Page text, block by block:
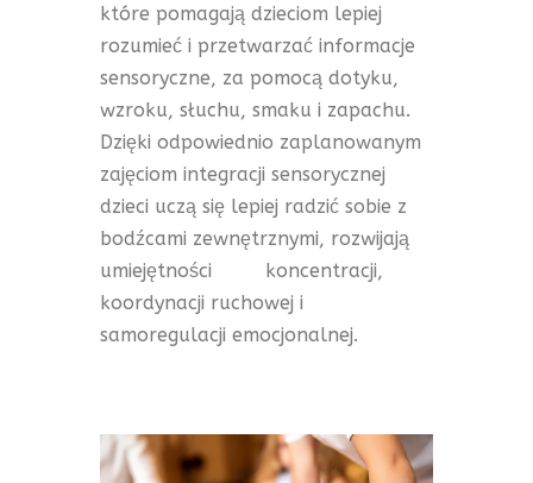
które pomagają dzieciom lepiej
rozumieć i przetwarzać informacje
sensoryczne, za pomocą dotyku,
wzroku, słuchu, smaku i zapachu.
Dzięki odpowiednio zaplanowanym
zajęciom integracji sensorycznej
dzieci uczą się lepiej radzić sobie z
bodźcami zewnętrznymi, rozwijają
umiejętności koncentracji,
koordynacji ruchowej i
samoregulacji emocjonalnej.